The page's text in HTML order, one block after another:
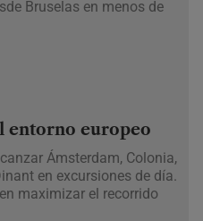
Bruselas en menos de
entorno europeo
Ámsterdam, Colonia,
en excursiones de día.
maximizar el recorrido